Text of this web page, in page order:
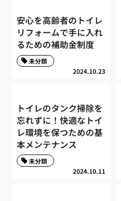
安心を高齢者のトイレ
リフォームで手に入れ
るための補助金制度
2024.10.23
未分類
トイレのタンク掃除を
忘れずに！快適なトイ
レ環境を保つための基
本メンテナンス
2024.10.11
未分類